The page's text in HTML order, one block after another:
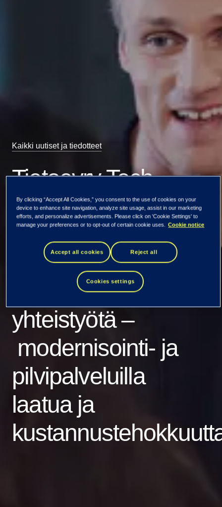
Kaikki uutiset ja tiedotteet
Tietoevry Tech
Services ja
LähiTapiola
vahvistavat
strategista
yhteistyötä –
modernisointi- ja
pilvipalveluilla
laatua ja
By clicking “Accept All Cookies,” you consent to the use of cookies on your
device to enhance site navigation, analyze site usage, assist in our marketing
efforts, and personalize advertisements. Please click on 'Cookie Settings' to
manage your preferences or to opt-out of certain cookie uses.
Cookie notice
Accept all cookies Reject all
Cookies settings